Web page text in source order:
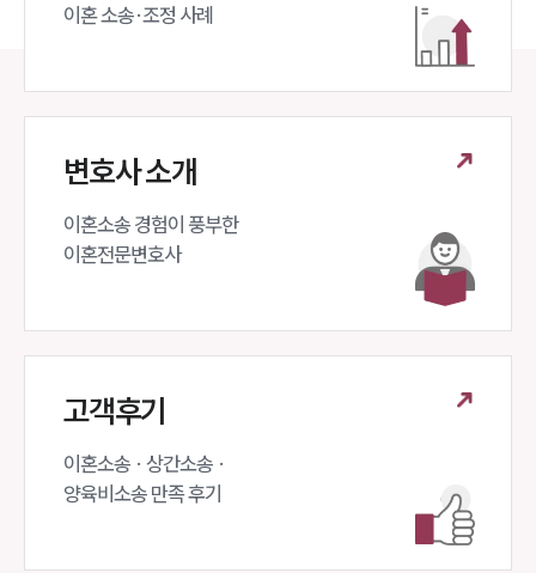
이혼 소송·조정 사례
변호사 소개
이혼소송 경험이 풍부한
이혼전문변호사
고객후기
이혼소송 · 상간소송 ·
양육비소송 만족 후기